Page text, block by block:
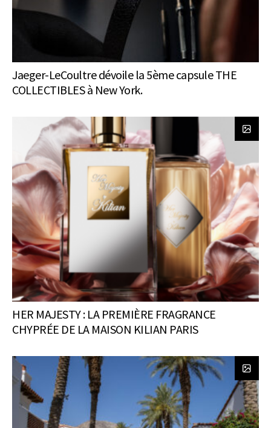
Jaeger-LeCoultre dévoile la 5ème capsule THE
COLLECTIBLES à New York.
HER MAJESTY : LA PREMIÈRE FRAGRANCE
CHYPRÉE DE LA MAISON KILIAN PARIS